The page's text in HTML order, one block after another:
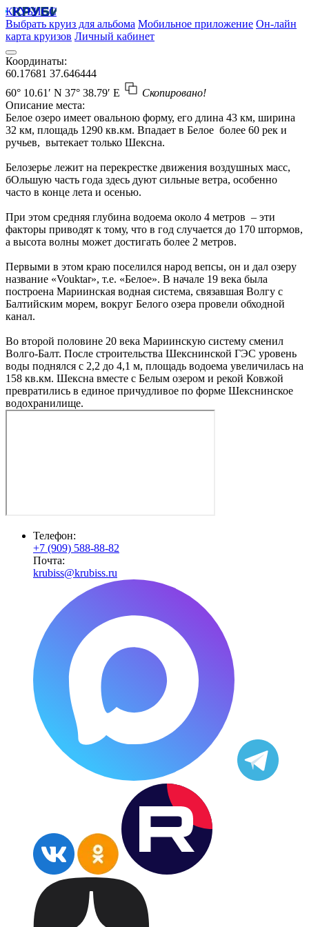
КРУБИСС
Выбрать круиз для альбома Мобильное приложение Он-лайн
карта круизов Личный кабинет
Координаты:
60.17681 37.646444
60° 10.61′ N 37° 38.79′ E
Скопировано!
Описание места:
Белое озеро имеет овальною форму, его длина 43 км, ширина
32 км, площадь 1290 кв.км. Впадает в Белое более 60 рек и
ручьев, вытекает только Шексна.
Белозерье лежит на перекрестке движения воздушных масс,
бОльшую часть года здесь дуют сильные ветра, особенно
часто в конце лета и осенью.
При этом средняя глубина водоема около 4 метров – эти
факторы приводят к тому, что в год случается до 170 штормов,
а высота волны может достигать более 2 метров.
Первыми в этом краю поселился народ вепсы, он и дал озеру
название «Vouktar», т.е. «Белое». В начале 19 века была
построена Мариинская водная система, связавшая Волгу с
Балтийским морем, вокруг Белого озера провели обходной
канал.
Во второй половине 20 века Мариинскую систему сменил
Волго-Балт. После строительства Шекснинской ГЭС уровень
воды поднялся с 2,2 до 4,1 м, площадь водоема увеличилась на
158 кв.км. Шексна вместе с Белым озером и рекой Ковжой
превратились в единое причудливое по форме Шекснинское
водохранилище.
Телефон:
+7 (909) 588-88-82
Почта:
krubiss@krubiss.ru